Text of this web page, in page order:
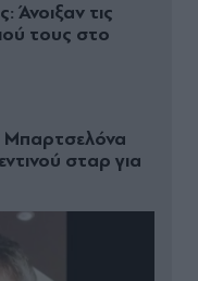
Άνοιξαν τις
τους στο
Μπαρτσελόνα
σταρ για